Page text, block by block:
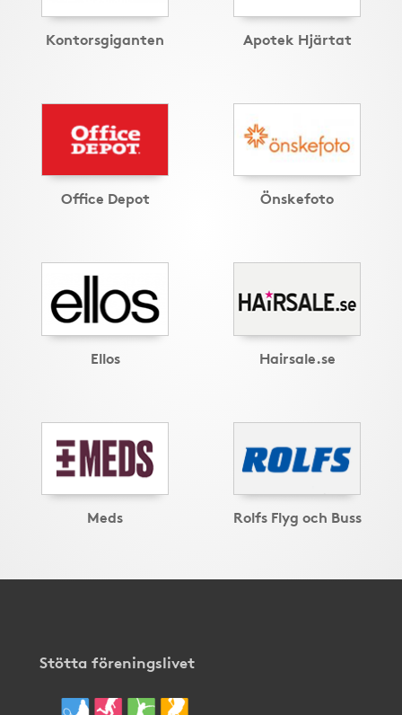
Kontorsgiganten Apotek Hjärtat
Office Depot Önskefoto
Ellos Hairsale.se
Meds Rolfs Flyg och Buss
Stötta föreningslivet